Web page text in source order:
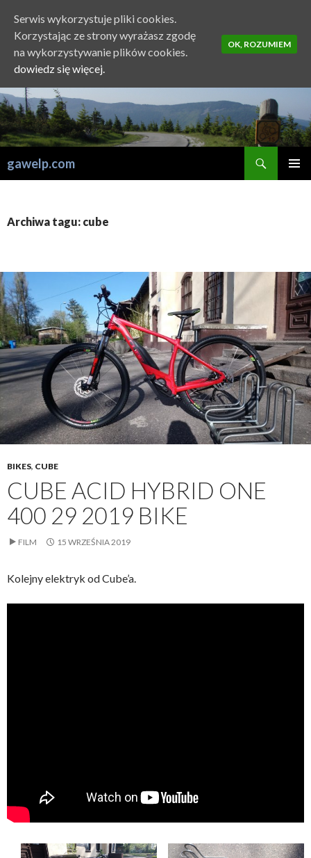
gawelp.com
Archiwa tagu: cube
BIKES, CUBE
CUBE ACID HYBRID ONE
400 29 2019 BIKE
FILM 15 WRZEŚNIA 2019
Kolejny elektryk od Cube’a.
Serwis wykorzystuje pliki cookies.
Korzystając ze strony wyrażasz zgodę
na wykorzystywanie plików cookies.
dowiedz się więcej.
OK, ROZUMIEM